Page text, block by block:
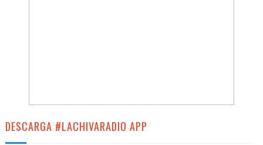
DESCARGA #LACHIVARADIO APP